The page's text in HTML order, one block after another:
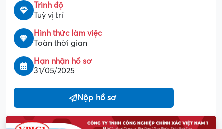
Trình độ
Tuỳ vị trí
Hình thức làm việc
Toàn thời gian
Hạn nhận hồ sơ
31/05/2025
Nộp hồ sơ